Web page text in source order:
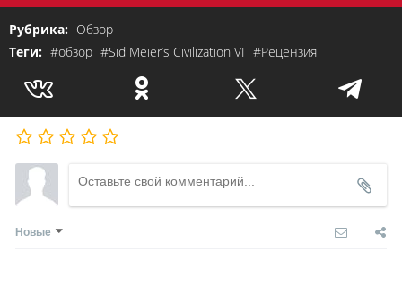
Рубрика: Обзор
Теги: #обзор #Sid Meier’s Civilization VI #Рецензия
Новые